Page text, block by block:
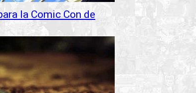
la Comic Con de